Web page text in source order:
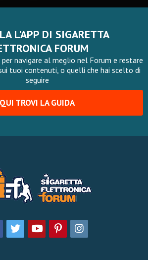
L'APP DI SIGARETTA
FORUM
navigare al meglio nel Forum e restare
tuoi contenuti, o quelli che hai scelto di
seguire
QUI TROVI LA GUIDA